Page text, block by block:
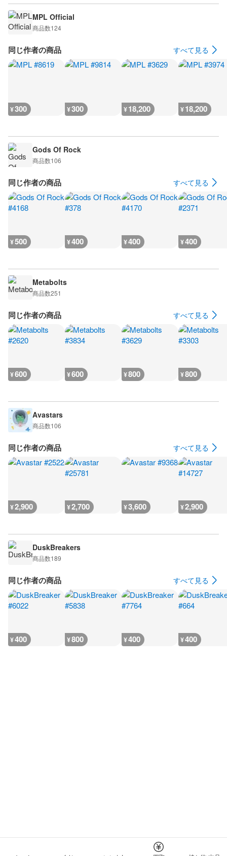
MPL Official
商品数124
同じ作者の商品 すべて見る
¥300 ¥300 ¥18,200 ¥18,200
Gods Of Rock
商品数106
同じ作者の商品 すべて見る
¥500 ¥400 ¥400 ¥400
Metabolts
商品数251
同じ作者の商品 すべて見る
¥600 ¥600 ¥800 ¥800
Avastars
商品数106
同じ作者の商品 すべて見る
¥2,900 ¥2,700 ¥3,600 ¥2,900
DuskBreakers
商品数189
同じ作者の商品 すべて見る
¥400 ¥800 ¥400 ¥400